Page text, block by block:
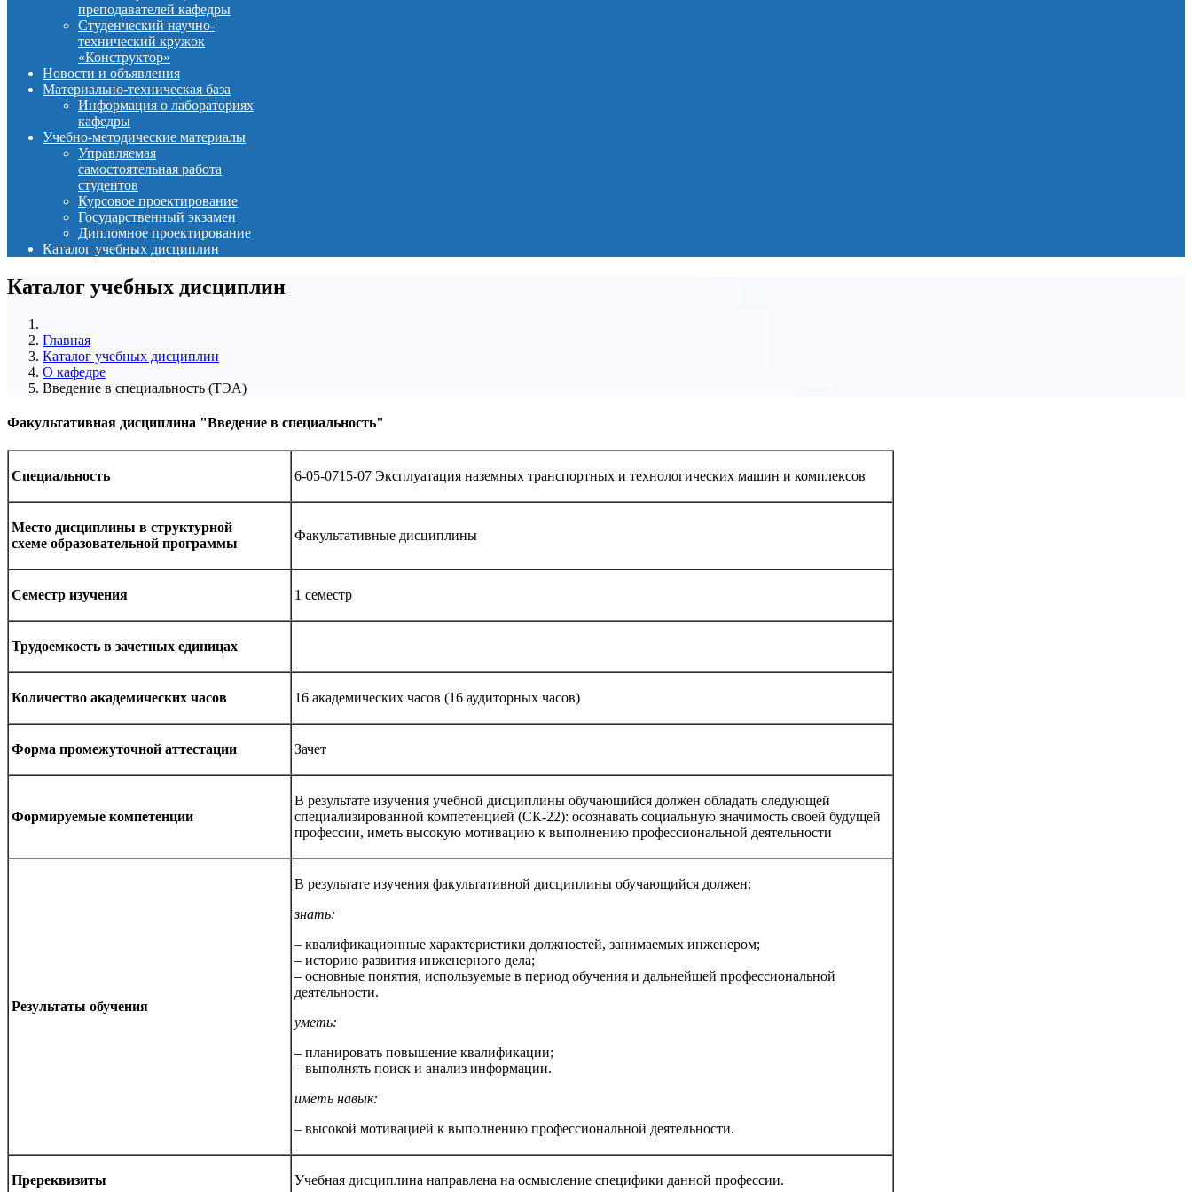
преподавателей кафедры
Студенческий научно-
технический кружок
«Конструктор»
Новости и объявления
Материально-техническая база
Информация о лабораториях
кафедры
Учебно-методические материалы
Управляемая
самостоятельная работа
студентов
Курсовое проектирование
Государственный экзамен
Дипломное проектирование
Каталог учебных дисциплин
Каталог учебных дисциплин
Главная
Каталог учебных дисциплин
О кафедре
Введение в специальность (ТЭА)
Факультативная дисциплина "Введение в специальность"
Специальность 6-05-0715-07 Эксплуатация наземных транспортных и технологических машин и комплексов
Место дисциплины в структурной
схеме образовательной программы
Факультативные дисциплины
Семестр изучения 1 семестр
Трудоемкость в зачетных единицах
Количество академических часов 16 академических часов (16 аудиторных часов)
Форма промежуточной аттестации Зачет
Формируемые компетенции
В результате изучения учебной дисциплины обучающийся должен обладать следующей
специализированной компетенцией (СК-22): осознавать социальную значимость своей будущей
профессии, иметь высокую мотивацию к выполнению профессиональной деятельности
Результаты обучения
В результате изучения факультативной дисциплины обучающийся должен:
знать:
– квалификационные характеристики должностей, занимаемых инженером;
– историю развития инженерного дела;
– основные понятия, используемые в период обучения и дальнейшей профессиональной
деятельности.
уметь:
– планировать повышение квалификации;
– выполнять поиск и анализ информации.
иметь навык:
– высокой мотивацией к выполнению профессиональной деятельности.
Пререквизиты Учебная дисциплина направлена на осмысление специфики данной профессии.